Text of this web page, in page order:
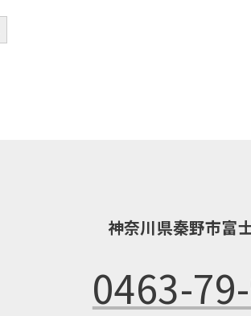
神奈川県秦野市富
0463-